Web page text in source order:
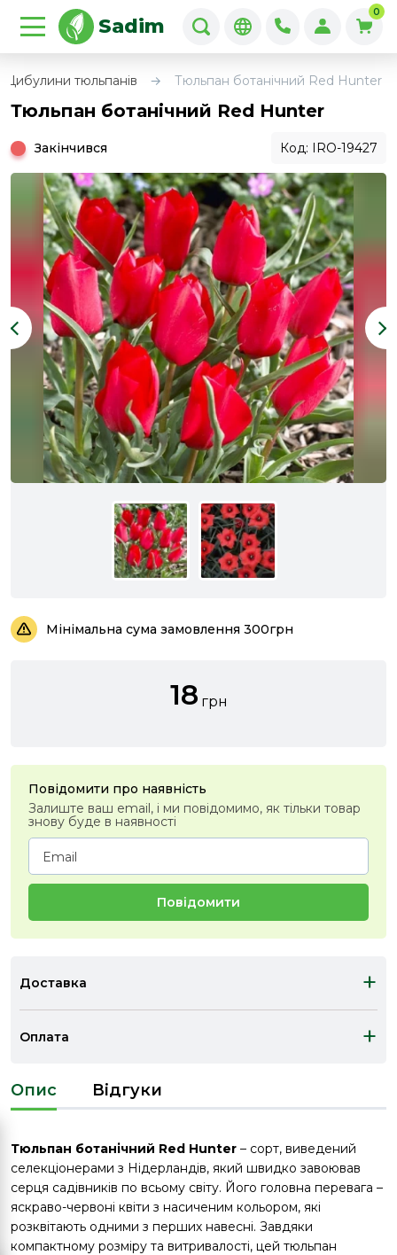
Sadim
0
Цибулини тюльпанів Тюльпан ботанічний Red Hunter
Тюльпан ботанічний Red Hunter
Закінчився Код: IRO-19427
Мінімальна сума замовлення 300грн
18 грн
Повідомити про наявність
Залиште ваш email, і ми повідомимо, як тільки товар
знову буде в наявності
Повідомити
Доставка +
Оплата +
Опис Відгуки
Тюльпан ботанічний Red Hunter – сорт, виведений
селекціонерами з Нідерландів, який швидко завоював
серця садівників по всьому світу. Його головна перевага –
яскраво-червоні квіти з насиченим кольором, які
розквітають одними з перших навесні. Завдяки
компактному розміру та витривалості, цей тюльпан